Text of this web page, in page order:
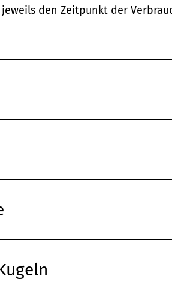
den Zeitpunkt der